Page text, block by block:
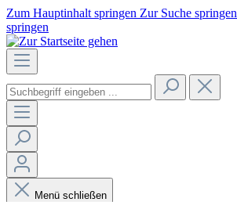
Zum Hauptinhalt springen Zur Suche springen
springen
Menü schließen